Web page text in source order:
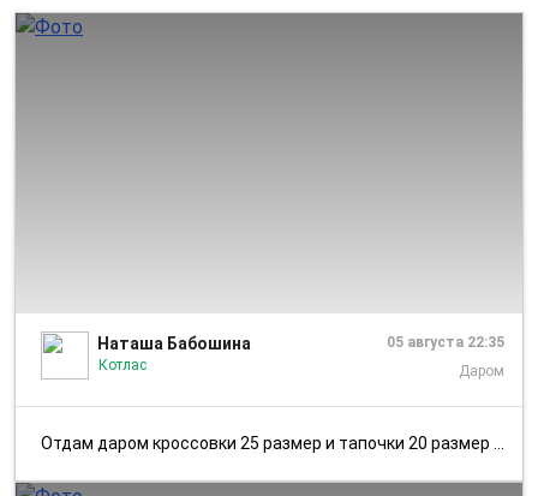
Наташа Бабошина
Котлас
05 августа 22:35
Даром
Отдам даром кроссовки 25 размер и тапочки 20 размер ✅ Котлас. Район Ст...